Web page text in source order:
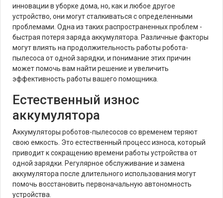
инновации в уборке дома, но, как и любое другое
устройство, они могут сталкиваться с определенными
проблемами. Одна из таких распространенных проблем -
быстрая потеря заряда аккумулятора. Различные факторы
могут влиять на продолжительность работы робота-
пылесоса от одной зарядки, и понимание этих причин
может помочь вам найти решение и увеличить
эффективность работы вашего помощника.
Естественный износ
аккумулятора
Аккумуляторы роботов-пылесосов со временем теряют
свою емкость. Это естественный процесс износа, который
приводит к сокращению времени работы устройства от
одной зарядки. Регулярное обслуживание и замена
аккумулятора после длительного использования могут
помочь восстановить первоначальную автономность
устройства.